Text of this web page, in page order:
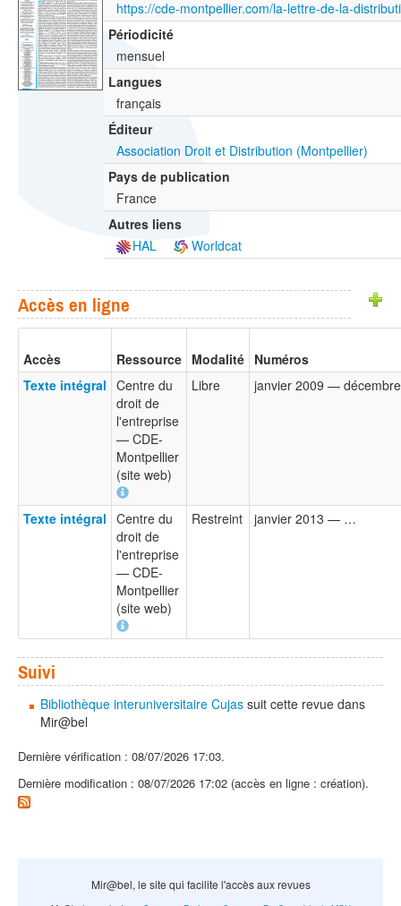
https://cde-montpellier.com/la-lettre-de-la-
Périodicité
mensuel
Langues
français
Éditeur
Association Droit et Distribution (Montpellier)
Pays de publication
France
Autres liens
HAL
Worldcat
Accès en ligne
Accès Ressource Modalité Numéros
Texte intégral Centre du
droit de
l'entreprise
— CDE-
Montpellier
(site web)
Libre janvier 2009 —
Texte intégral Centre du
droit de
l'entreprise
— CDE-
Montpellier
(site web)
Restreint janvier 2013 — …
Suivi
Bibliothèque interuniversitaire Cujas suit cette revue dans
Mir@bel
Dernière vérification : 08/07/2026 17:03.
Dernière modification : 08/07/2026 17:02 (accès en ligne : création).
Mir@bel, le site qui facilite l'accès aux revues